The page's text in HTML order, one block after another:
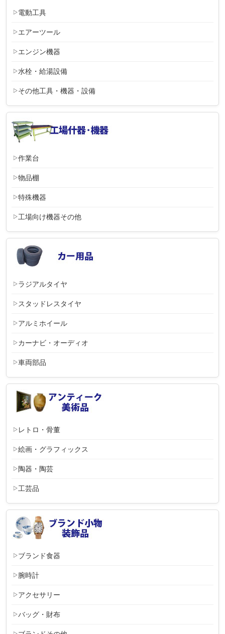
電動工具
エアーツール
エンジン機器
水栓・給湯設備
その他工具・機器・設備
作業台
物品棚
特殊機器
工場向け機器その他
ラジアルタイヤ
スタッドレスタイヤ
アルミホイール
カーナビ・オーディオ
車両部品
レトロ・骨董
絵画・グラフィックス
陶器・陶芸
工芸品
ブランド食器
腕時計
アクセサリー
バッグ・財布